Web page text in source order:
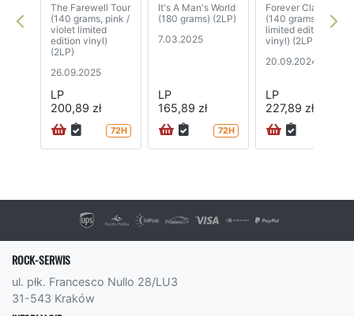
The Farewell Tour
(140 grams, pink /
violet limited
edition vinyl)
(2LP)
26.09.2025
LP
200,89 zł
72H
It's A Man's World
(180 grams) (2LP)
7.03.2025
LP
165,89 zł
72H
Forever Classics
(140 grams,
limited edition red
vinyl) (2LP)
20.09.2024
LP
227,89 zł
ROCK-SERWIS
ul. płk. Francesco Nullo 28/LU3
31-543 Kraków